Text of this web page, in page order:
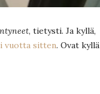
, tietysti. Ja kyllä,
vuotta sitten. Ovat kyllä